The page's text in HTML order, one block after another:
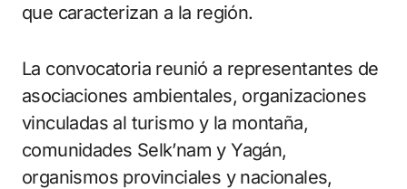
que caracterizan a la región.
La convocatoria reunió a representantes de
asociaciones ambientales, organizaciones
vinculadas al turismo y la montaña,
comunidades Selk’nam y Yagán,
organismos provinciales y nacionales,